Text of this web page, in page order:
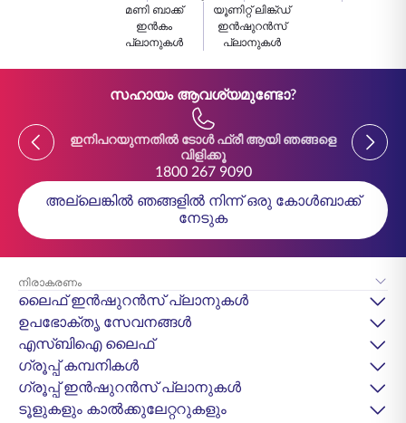
മണി ബാക്ക്
ഇൻകം
പ്ലാനുകൾ
യൂണിറ്റ് ലിങ്ക്ഡ്
ഇൻഷുറൻസ്
പ്ലാനുകൾ
സഹായം ആവശ്യമുണ്ടോ?
Previousഇനിപറയുന്നതിൽ ടോൾ ഫ്രീ ആയി ഞങ്ങളെ
വിളിക്കൂ
1800 267 9090
Previous
അല്ലെങ്കിൽ ഞങ്ങളിൽ നിന്ന് ഒരു കോൾബാക്ക്
നേടുക
നിരാകരണം
ലൈഫ് ഇൻഷുറൻസ് പ്ലാനുകൾ
ഉപഭോക്തൃ സേവനങ്ങൾ
എസ്‌ബിഐ ലൈഫ്
ഗ്രൂപ്പ് കമ്പനികൾ
ഗ്രൂപ്പ് ഇൻഷുറൻസ് പ്ലാനുകൾ
ടൂളുകളും കാൽക്കുലേറ്ററുകളും